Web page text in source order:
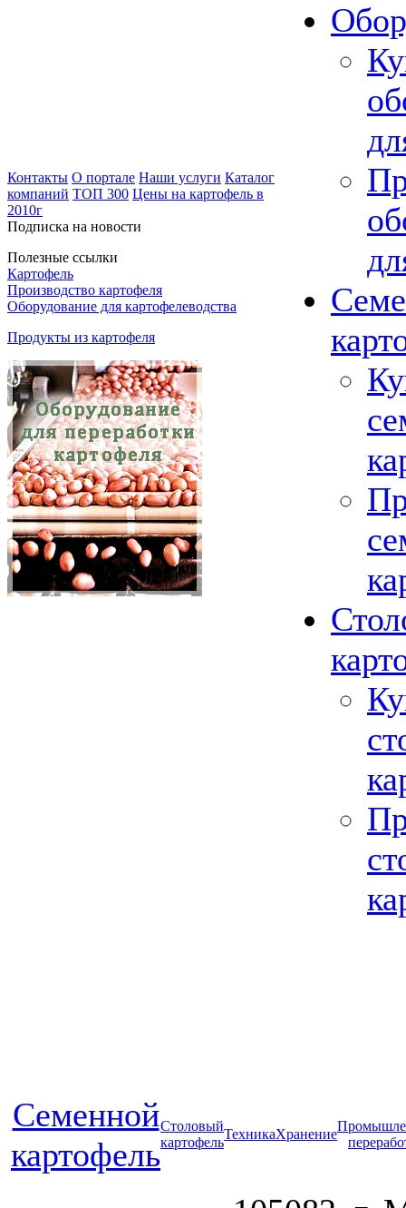
Контакты О портале Наши услуги Каталог
компаний ТОП 300 Цены на картофель в
2010г
Подписка на новости
Полезные ссылки
Картофель
Производство картофеля
Оборудование для картофелеводства
Продукты из картофеля
Cеменной
картофель
Столовый
картофель
ТехникаХранение